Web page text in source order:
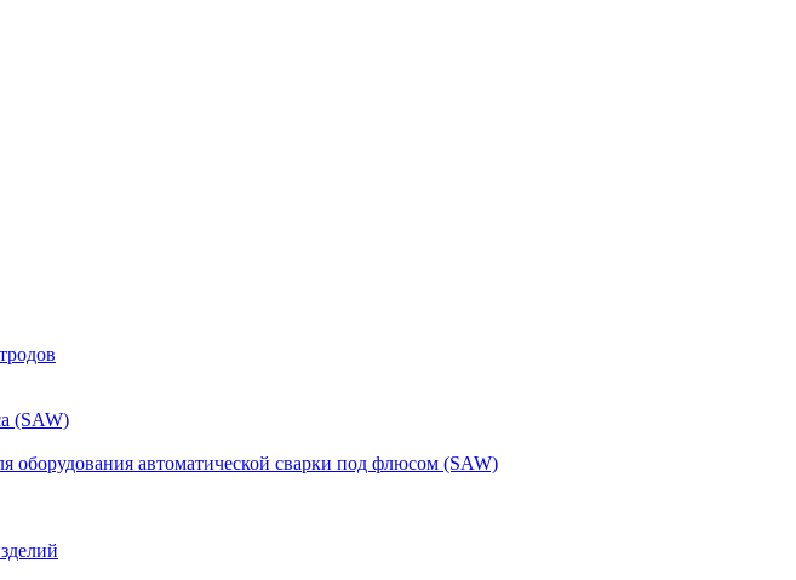
(SAW)
оборудования автоматической сварки под флюсом (SAW)